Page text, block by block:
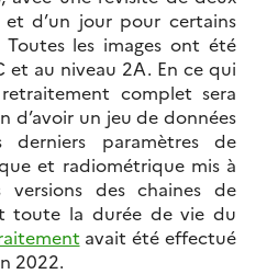
et d’un jour pour certains
les images ont été
et au niveau 2A. En ce qui
complet sera
d’avoir un jeu de données
derniers paramètres de
et radiométrique mis à
des chaines de
toute la durée de vie du
avait été effectué
2022.